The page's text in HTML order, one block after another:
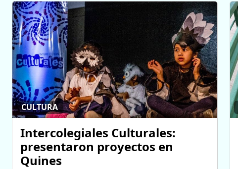
CULTURA
Intercolegiales Culturales:
presentaron proyectos en
Quines